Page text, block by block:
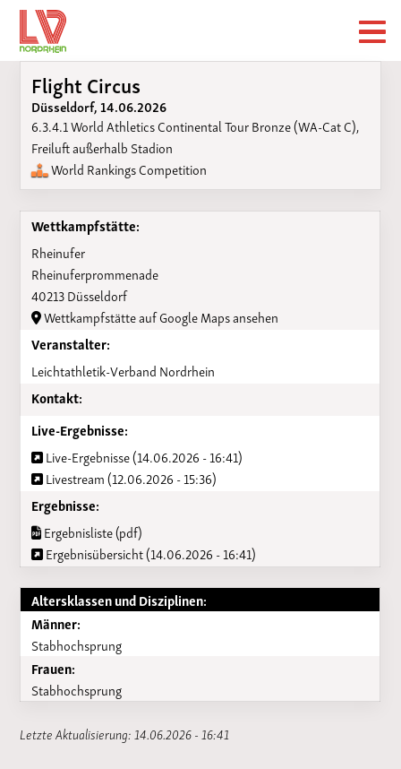
Flight Circus
Düsseldorf, 14.06.2026
6.3.4.1 World Athletics Continental Tour Bronze (WA-Cat C),
Freiluft außerhalb Stadion
World Rankings Competition
Wettkampfstätte:
Rheinufer
Rheinuferprommenade
40213 Düsseldorf
Wettkampfstätte auf Google Maps ansehen
Veranstalter:
Leichtathletik-Verband Nordrhein
Kontakt:
Live-Ergebnisse:
Live-Ergebnisse (14.06.2026 - 16:41)
Livestream (12.06.2026 - 15:36)
Ergebnisse:
Ergebnisliste (pdf)
Ergebnisübersicht (14.06.2026 - 16:41)
Altersklassen und Disziplinen:
Männer:
Stabhochsprung
Frauen:
Stabhochsprung
Letzte Aktualisierung: 14.06.2026 - 16:41